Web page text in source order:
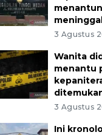
3 Agustus
Wanita
menantu
3 Agustus
Ini